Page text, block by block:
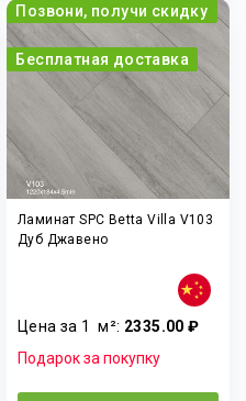
Позвони, получи скидку
Бесплатная доставка
Ламинат SPC Betta Villa V103
Дуб Джавено
Цена за 1м²: 2335.00 ₽
Подарок за покупку